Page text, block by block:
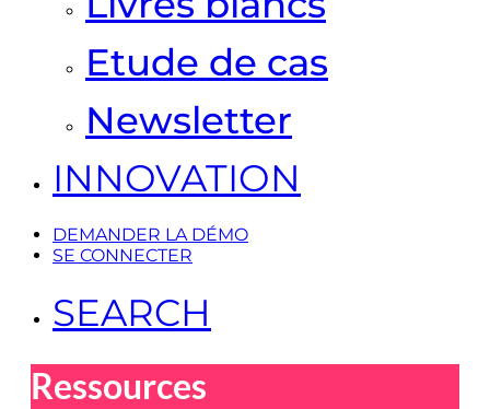
Etude de cas
Newsletter
INNOVATION
DEMANDER LA DÉMO
SE CONNECTER
SEARCH
Ressources